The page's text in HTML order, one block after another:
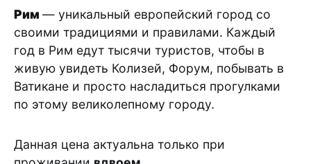
Рим — уникальный европейский город со
своими традициями и правилами. Каждый
год в Рим едут тысячи туристов, чтобы в
живую увидеть Колизей, Форум, побывать в
Ватикане и просто насладиться прогулками
по этому великолепному городу.
Данная цена актуальна только при